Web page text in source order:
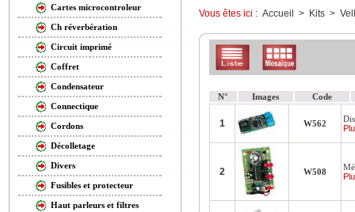
Cartes microcontroleur
Ch réverbération
Circuit imprimé
Coffret
Condensateur
Connectique
Cordons
Décolletage
Divers
Fusibles et protecteur
Haut parleurs et filtres
Vous êtes ici : Accueil > Kits>
N° Images Code
1 W562
2 W508